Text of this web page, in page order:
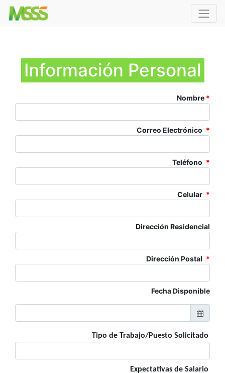
Información Personal
Nombre *
Correo Electrónico *
Teléfono *
Celular *
Dirección Residencial
Dirección Postal *
Fecha Disponible
Tipo de Trabajo/Puesto Solicitado
Expectativas de Salario